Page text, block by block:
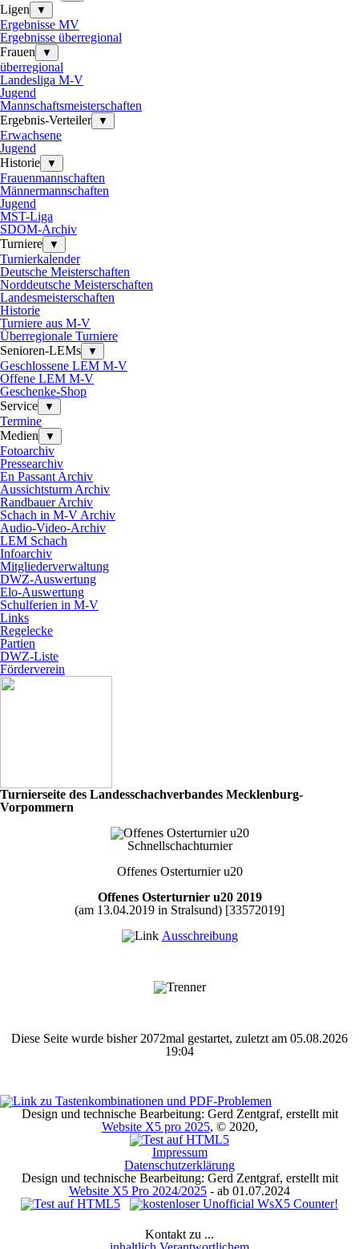
Ligen ▼
Ergebnisse MV
Ergebnisse überregional
Frauen
▼
überregional
Landesliga M-V
Jugend
Mannschaftsmeisterschaften
Ergebnis-Verteiler
▼
Erwachsene
Jugend
Historie
▼
Frauenmannschaften
Männermannschaften
Jugend
MST-Liga
SDOM-Archiv
Turniere
▼
Turnierkalender
Deutsche Meisterschaften
Norddeutsche Meisterschaften
Landesmeisterschaften
Historie
Turniere aus M-V
Überregionale Turniere
Senioren-LEMs
▼
Geschlossene LEM M-V
Offene LEM M-V
Geschenke-Shop
Service
▼
Termine
Medien
▼
Fotoarchiv
Pressearchiv
En Passant Archiv
Aussichtsturm Archiv
Randbauer Archiv
Schach in M-V Archiv
Audio-Video-Archiv
LEM Schach
Infoarchiv
Mitgliederverwaltung
DWZ-Auswertung
Elo-Auswertung
Schulferien in M-V
Links
Regelecke
Partien
DWZ-Liste
Förderverein
Turnierseite des Landesschachverbandes Mecklenburg-
Vorpommern
Schnellschachturnier
Offenes Osterturnier u20
Offenes Osterturnier u20 2019
(am 13.04.2019 in Stralsund) [33572019]
Ausschreibung
Diese Seite wurde bisher 2072mal gestartet, zuletzt am 05.08.2026
19:04
Design und technische Bearbeitung: Gerd Zentgraf, erstellt mit
Website X5 pro 2025, © 2020,
Impressum
Datenschutzerklärung
Design und technische Bearbeitung: Gerd Zentgraf, erstellt mit
Website X5 Pro 2024/2025 - ab 01.07.2024
Kontakt zu ...